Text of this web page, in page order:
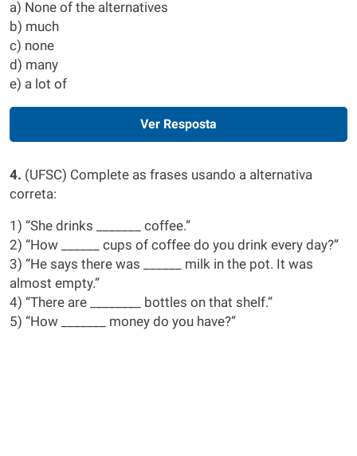
a) None of the alternatives
b) much
c) none
d) many
e) a lot of
Ver Resposta
4. (UFSC) Complete as frases usando a alternativa
correta:
1) “She drinks _______ coffee.”
2) “How ______ cups of coffee do you drink every day?”
3) “He says there was ______ milk in the pot. It was
almost empty.”
4) “There are ________ bottles on that shelf.”
5) “How _______ money do you have?”